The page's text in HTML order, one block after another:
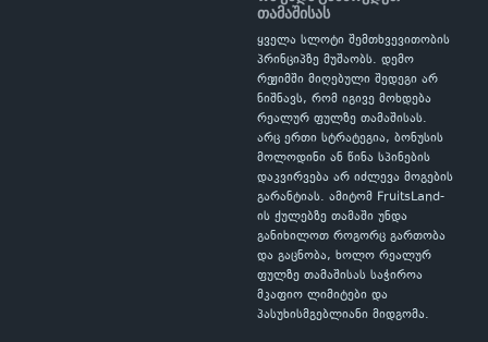
თამაშისას
ყველა სლოტი შემთხვევითობის
პრინციპზე მუშაობს. დემო
რეჟიმში მიღებული შედეგი არ
ნიშნავს, რომ იგივე მოხდება
რეალურ ფულზე თამაშისას.
არც ერთი სტრატეგია, ბონუსის
მოლოდინი ან წინა სპინების
დაკვირვება არ იძლევა მოგების
გარანტიას. ამიტომ FruitsLand-
ის ქულებზე თამაში უნდა
განიხილოთ როგორც გართობა
და გაცნობა, ხოლო რეალურ
ფულზე თამაშისას საჭიროა
მკაფიო ლიმიტები და
პასუხისმგებლიანი მიდგომა.